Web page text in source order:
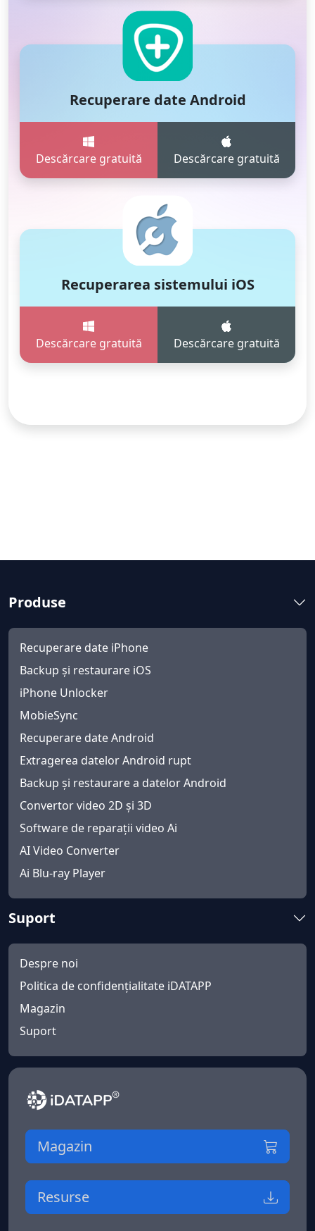
Recuperare date Android
Descărcare gratuită Descărcare gratuită
Recuperarea sistemului iOS
Descărcare gratuită Descărcare gratuită
Produse
Recuperare date iPhone
Backup și restaurare iOS
iPhone Unlocker
MobieSync
Recuperare date Android
Extragerea datelor Android rupt
Backup și restaurare a datelor Android
Convertor video 2D și 3D
Software de reparații video Ai
AI Video Converter
Ai Blu-ray Player
Suport
Despre noi
Politica de confidențialitate iDATAPP
Magazin
Suport
Magazin
Resurse